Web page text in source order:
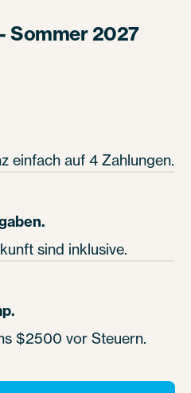
Sommer 2027
einfach auf 4 Zahlungen.
sind inklusive.
$2500 vor Steuern.